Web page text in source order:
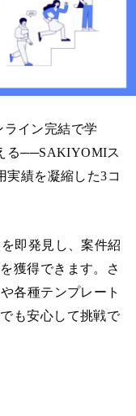
ライン完結で学
る──SAKIYOMIス
実績を凝縮した3コ
即発見し、案件紹
獲得できます。さ
各種テンプレート
も安心して挑戦で